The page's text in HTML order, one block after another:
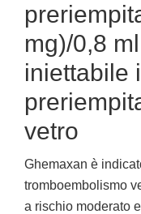
mg)/0,8
iniettabile
vetro
Ghemaxan è
tromboembolismo
a rischio moderato